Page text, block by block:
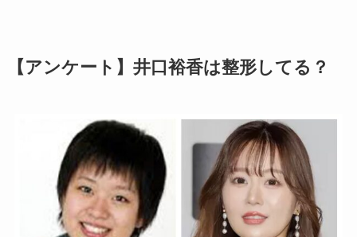
【アンケート】井口裕香は整形してる？